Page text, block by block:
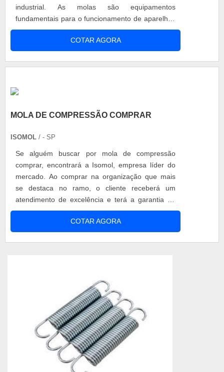
industrial. As molas são equipamentos
fundamentais para o funcionamento de aparelhos
do setor industrial pois possuem ótimo acúmulo
de energia, e garantem o funcionamento do
maquinário com eficiência. Para cumprir a sua
segurança sã...
COTAR AGORA
MOLA DE COMPRESSÃO COMPRAR
ISOMOL / - SP
Se alguém buscar por mola de compressão
comprar, encontrará a Isomol, empresa líder do
mercado. Ao comprar na organização que mais
se destaca no ramo, o cliente receberá um
atendimento de excelência e terá a garantia de
adquirir produtos que solucionem qualquer
demanda.Quando a busca é por mola de
compressão comprar, com os colaboradores da
COTAR AGORA